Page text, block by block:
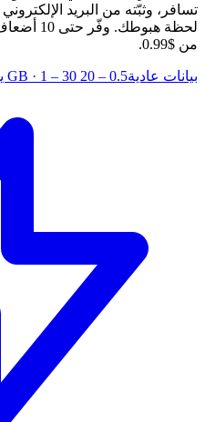
تسافر، وثبّته من البريد
لحظة هبوطك.
وفّر
من $0.99.
بيانات عادية0.5 – 20 GB
· 1 – 30 يوم